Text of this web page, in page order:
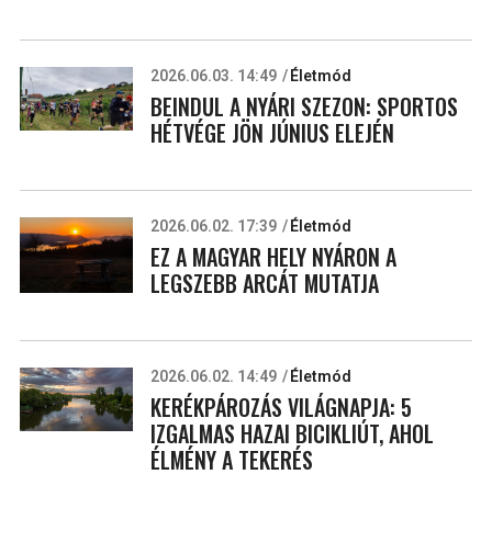
2026.06.03. 14:49 Életmód
BEINDUL A NYÁRI SZEZON: SPORTOS
HÉTVÉGE JÖN JÚNIUS ELEJÉN
2026.06.02. 17:39 Életmód
EZ A MAGYAR HELY NYÁRON A
LEGSZEBB ARCÁT MUTATJA
2026.06.02. 14:49 Életmód
KERÉKPÁROZÁS VILÁGNAPJA: 5
IZGALMAS HAZAI BICIKLIÚT, AHOL
ÉLMÉNY A TEKERÉS